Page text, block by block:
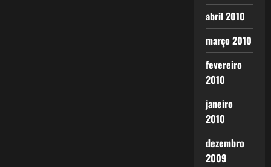
abril 2010
março 2010
fevereiro
2010
janeiro
2010
dezembro
2009